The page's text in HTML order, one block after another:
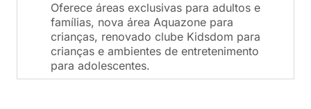
Oferece áreas exclusivas para adultos e
famílias, nova área Aquazone para
crianças, renovado clube Kidsdom para
crianças e ambientes de entretenimento
para adolescentes.